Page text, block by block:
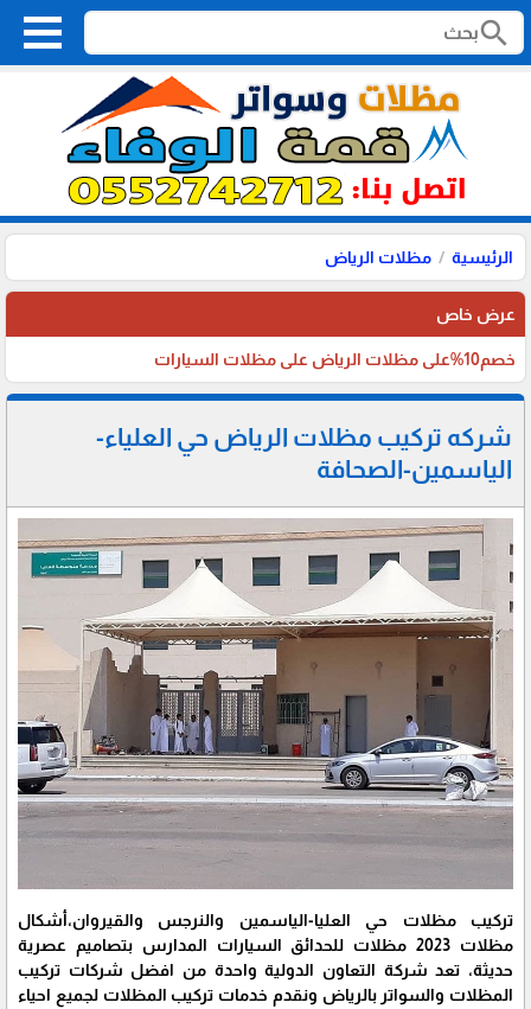
search
الرئيسية مظلات الرياض
عرض خاص
خصم10%على مظلات الرياض على مظلات السيارات
شركه تركيب مظلات الرياض حي العلياء-
الياسمين-الصحافة
تركيب مظلات حي العليا-الياسمين والنرجس والقيروان،أشكال
مظلات 2023 مظلات للحدائق السيارات المدارس بتصاميم عصرية
حديثة، تعد شركة التعاون الدولية واحدة من افضل شركات تركيب
المظلات والسواتر بالرياض ونقدم خدمات تركيب المظلات لجميع احياء